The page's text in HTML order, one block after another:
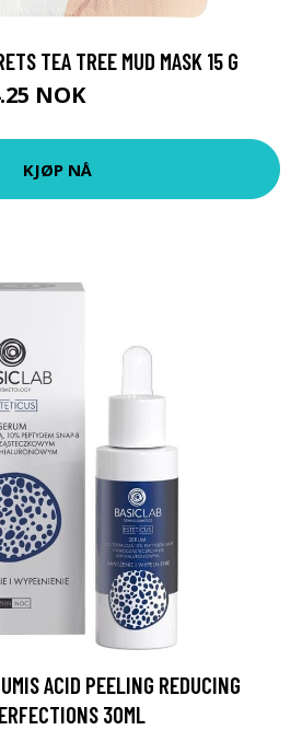
TEA TREE MUD MASK 15 G
NOK
KJØP NÅ
ACID PEELING REDUCING
30ML